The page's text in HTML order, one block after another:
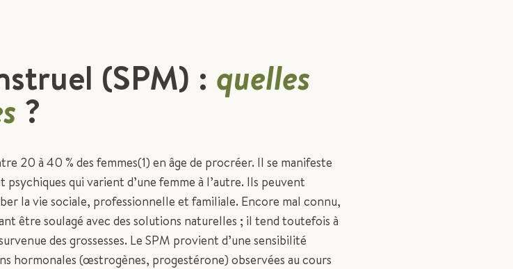
(SPM) : quelles
?
20 à 40 % des femmes(1) en âge de procréer. Il se manifeste
qui varient d’une femme à l’autre. Ils peuvent
la vie sociale, professionnelle et familiale. Encore mal connu,
être soulagé avec des solutions naturelles ; il tend toutefois à
des grossesses. Le SPM provient d’une sensibilité
hormonales (œstrogènes, progestérone) observées au cours